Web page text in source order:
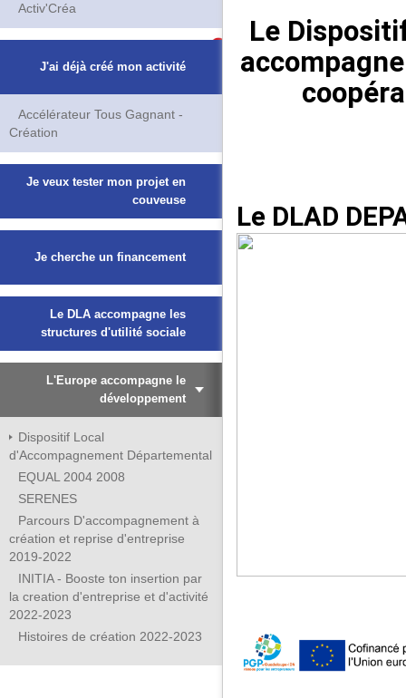
Activ'Créa
J'ai déjà créé mon activité
Accélérateur Tous Gagnant -
Création
Je veux tester mon projet en
couveuse
Je cherche un financement
Le DLA accompagne les
structures d'utilité sociale
L'Europe accompagne le
développement
Dispositif Local
d'Accompagnement Départemental
EQUAL 2004 2008
SERENES
Parcours D'accompagnement à
création et reprise d'entreprise
2019-2022
INITIA - Booste ton insertion par
la creation d'entreprise et d'activité
2022-2023
Histoires de création 2022-2023
Le
Le DLAD